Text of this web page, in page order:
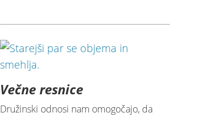
Večne resnice
Družinski odnosi nam omogočajo, da